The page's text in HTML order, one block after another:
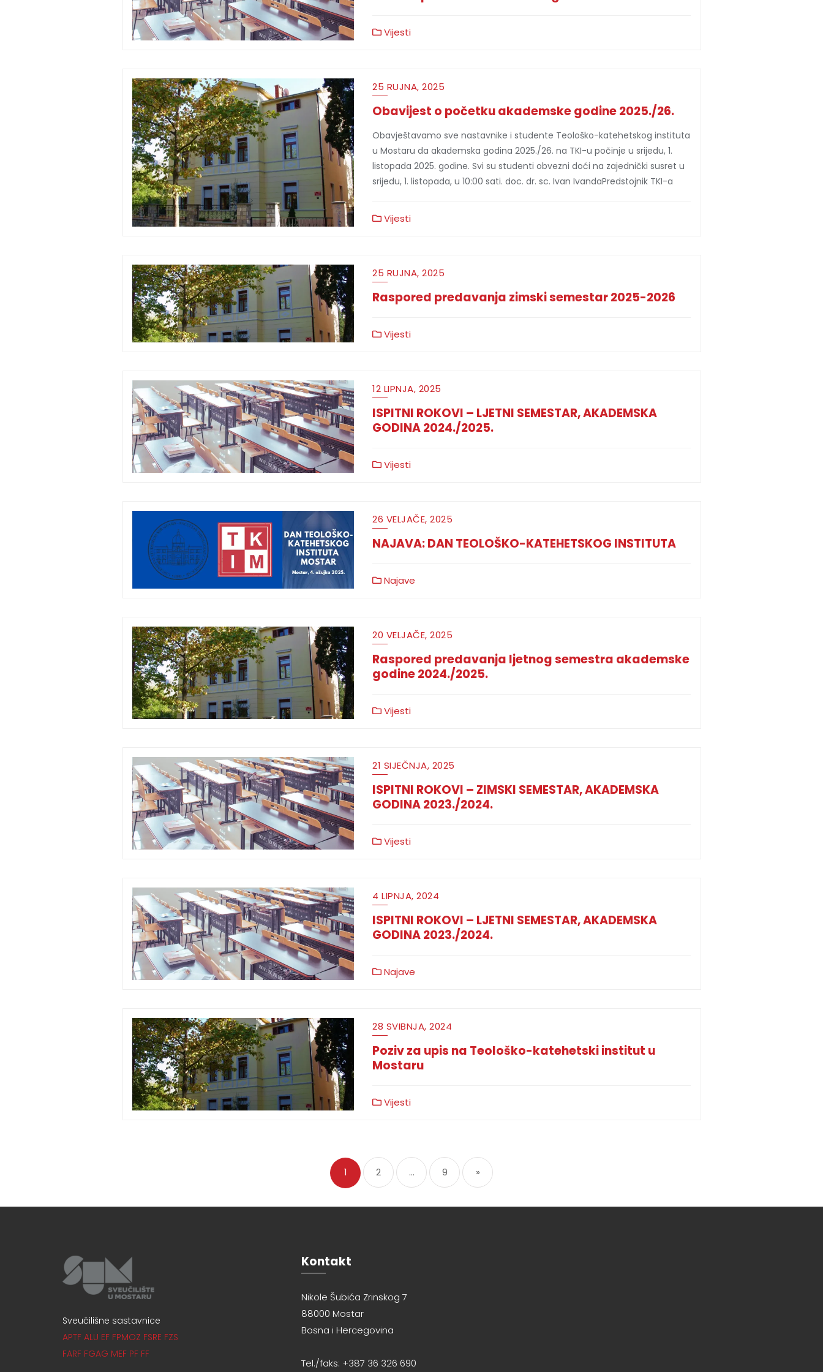
Vijesti
25 RUJNA, 2025
Obavijest o početku akademske godine 2025./26.
Obavještavamo sve nastavnike i studente Teološko-katehetskog instituta
u Mostaru da akademska godina 2025./26. na TKI-u počinje u srijedu, 1.
listopada 2025. godine. Svi su studenti obvezni doći na zajednički susret u
srijedu, 1. listopada, u 10:00 sati. doc. dr. sc. Ivan IvandaPredstojnik TKI-a
Vijesti
25 RUJNA, 2025
Raspored predavanja zimski semestar 2025-2026
Vijesti
12 LIPNJA, 2025
ISPITNI ROKOVI – LJETNI SEMESTAR, AKADEMSKA
GODINA 2024./2025.
Vijesti
26 VELJAČE, 2025
NAJAVA: DAN TEOLOŠKO-KATEHETSKOG INSTITUTA
Najave
20 VELJAČE, 2025
Raspored predavanja ljetnog semestra akademske
godine 2024./2025.
Vijesti
21 SIJEČNJA, 2025
ISPITNI ROKOVI – ZIMSKI SEMESTAR, AKADEMSKA
GODINA 2023./2024.
Vijesti
4 LIPNJA, 2024
ISPITNI ROKOVI – LJETNI SEMESTAR, AKADEMSKA
GODINA 2023./2024.
Najave
28 SVIBNJA, 2024
Poziv za upis na Teološko-katehetski institut u
Mostaru
Vijesti
1 2 … 9 »
Sveučilišne sastavnice
APTF ALU EF FPMOZ FSRE FZS
FARF FGAG MEF PF FF
Kontakt
Nikole Šubića Zrinskog 7
88000 Mostar
Bosna i Hercegovina
Tel./faks: +387 36 326 690